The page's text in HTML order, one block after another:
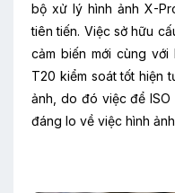
bộ xử lý hình ảnh X-
tiên tiến. Việc sở hữu
cảm biến mới cùng
T20 kiểm soát tốt hiện
ảnh, do đó việc để
đáng lo về việc hình